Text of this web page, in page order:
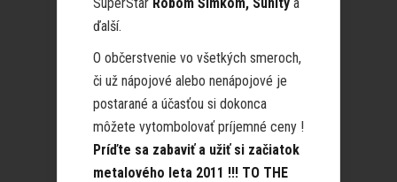
ďalší.
O občerstvenie vo všetkých smeroch,
či už nápojové alebo nenápojové je
postarané a účasťou si dokonca
môžete vytombolovať príjemné ceny !
Príďte sa zabaviť a užiť si začiatok
metalového leta 2011 !!! TO THE